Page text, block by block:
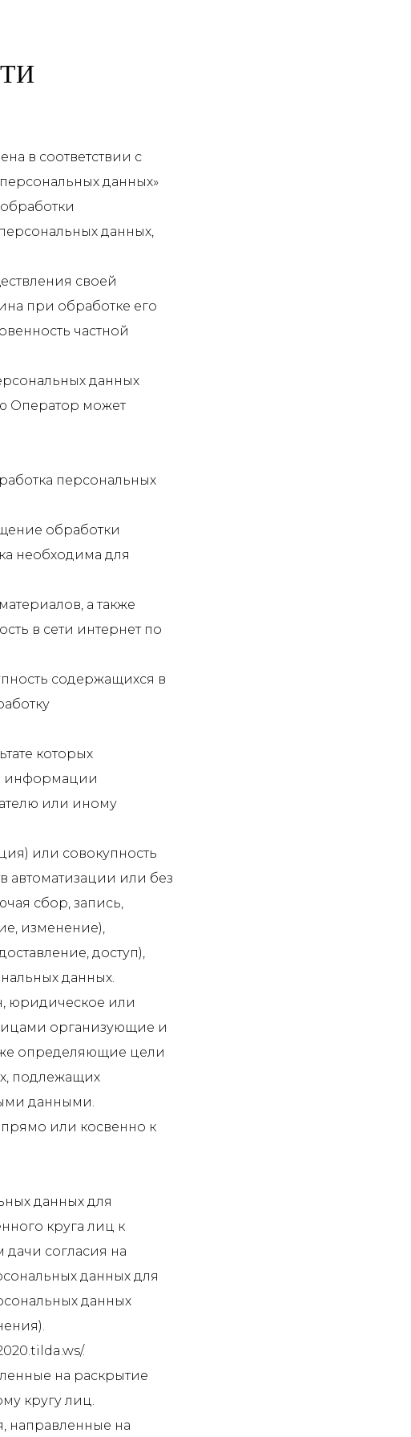
в соответствии с
данных»
данных,
своей
при обработке его
частной
данных
Оператор может
персональных
обработки
необходима для
а также
в сети интернет по
содержащихся в
которых
информации
или иному
или совокупность
автоматизации или без
сбор, запись,
изменение),
доступ),
данных.
юридическое или
организующие и
определяющие цели
подлежащих
данными.
или косвенно к
данных для
круга лиц к
согласия на
данных для
данных
.
на раскрытие
кругу лиц.
направленные на